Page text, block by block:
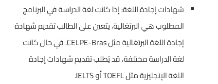
شهادات إجادة اللغة: إذا كانت لغة الدراسة في البرنامج
المطلوب هي البرتغالية، يتعين على الطالب تقديم شهادة
إجادة اللغة البرتغالية مثل CELPE-Bras. في حال كانت
لغة الدراسة مختلفة، قد يُطلب تقديم شهادات إجادة
اللغة الإنجليزية مثل TOEFL أو IELTS.